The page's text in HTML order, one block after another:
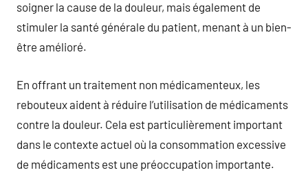
soigner la cause de la douleur, mais également de
stimuler la santé générale du patient, menant à un bien-
être amélioré.
En offrant un traitement non médicamenteux, les
rebouteux aident à réduire l’utilisation de médicaments
contre la douleur. Cela est particulièrement important
dans le contexte actuel où la consommation excessive
de médicaments est une préoccupation importante.